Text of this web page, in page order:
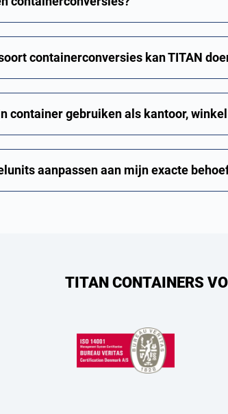
containerconversies kan TITAN
container gebruiken als kantoor,
aanpassen aan mijn exacte
TITAN CONTAINERS